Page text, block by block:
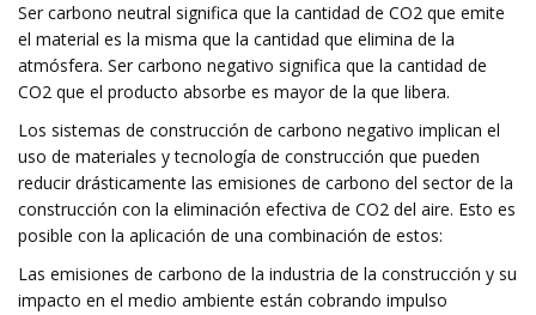
Ser carbono neutral significa que la cantidad de CO2 que emite
el material es la misma que la cantidad que elimina de la
atmósfera. Ser carbono negativo significa que la cantidad de
CO2 que el producto absorbe es mayor de la que libera.
Los sistemas de construcción de carbono negativo implican el
uso de materiales y tecnología de construcción que pueden
reducir drásticamente las emisiones de carbono del sector de la
construcción con la eliminación efectiva de CO2 del aire. Esto es
posible con la aplicación de una combinación de estos:
Las emisiones de carbono de la industria de la construcción y su
impacto en el medio ambiente están cobrando impulso